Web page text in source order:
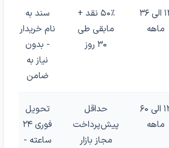
۱۲ الی ۳۶
ماهه
۵۰٪ نقد +
مابقی طی
۳۰ روز
سند به
نام خریدار
- بدون
نیاز به
ضامن
۱۲ الی ۶۰
ماهه
حداقل
پیش‌پرداخت
مجاز بازار
تحویل
فوری ۲۴
ساعته -